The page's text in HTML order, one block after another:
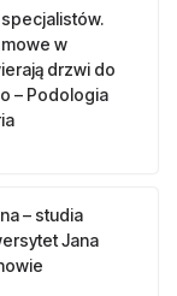
specjalistów.
w
drzwi do
– Podologia
– studia
Jana